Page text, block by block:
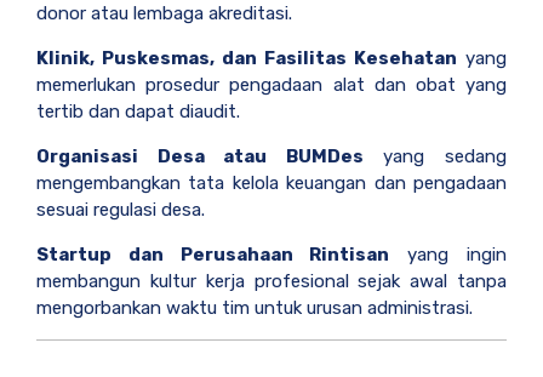
donor atau lembaga akreditasi.
Klinik, Puskesmas, dan Fasilitas Kesehatan yang
memerlukan prosedur pengadaan alat dan obat yang
tertib dan dapat diaudit.
Organisasi Desa atau BUMDes yang sedang
mengembangkan tata kelola keuangan dan pengadaan
sesuai regulasi desa.
Startup dan Perusahaan Rintisan yang ingin
membangun kultur kerja profesional sejak awal tanpa
mengorbankan waktu tim untuk urusan administrasi.